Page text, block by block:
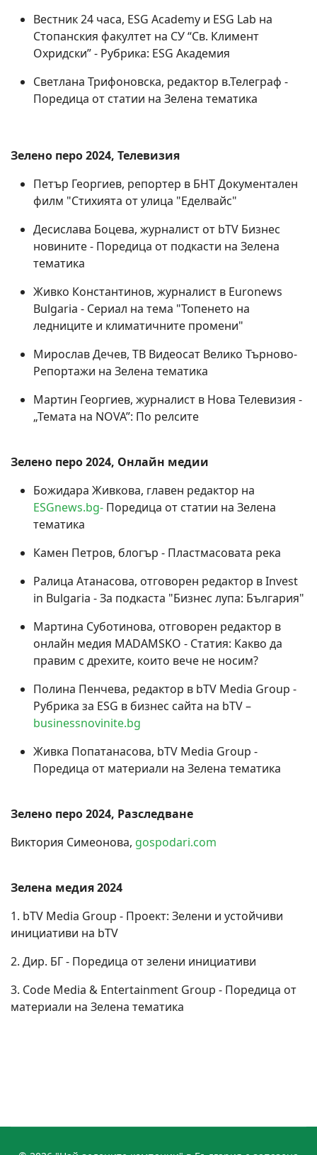
Вестник 24 часа, ESG Academy и ESG Lab на
Стопанския факултет на СУ “Св. Климент
Охридски” - Рубрика: ESG Академия
Светлана Трифоновска, редактор в.Телеграф -
Поредица от статии на Зелена тематика
Зелено перо 2024, Телевизия
Петър Георгиев, репортер в БНТ Документален
филм "Стихията от улица "Еделвайс"
Десислава Боцева, журналист от bTV Бизнес
новините - Поредица от подкасти на Зелена
тематика
Живко Константинов, журналист в Euronews
Bulgaria - Сериал на тема "Топенето на
ледниците и климатичните промени"
Мирослав Дечев, ТВ Видеосат Велико Търново-
Репортажи на Зелена тематика
Мартин Георгиев, журналист в Нова Телевизия -
„Темата на NOVA”: По релсите
Зелено перо 2024, Онлайн медии
Божидара Живкова, главен редактор на
ESGnews.bg- Поредица от статии на Зелена
тематика
Камен Петров, блогър - Пластмасовата река
Ралица Атанасова, отговорен редактор в Invest
in Bulgaria - За подкаста "Бизнес лупа: България"
Мартина Суботинова, отговорен редактор в
онлайн медия MADAMSKO - Статия: Какво да
правим с дрехите, които вече не носим?
Полина Пенчева, редактор в bTV Media Group -
Рубрика за ESG в бизнес сайта на bTV –
businessnovinite.bg
Живка Попатанасова, bTV Media Group -
Поредица от материали на Зелена тематика
Зелено перо 2024, Разследване
Виктория Симеонова, gospodari.com
Зелена медия 2024
1. bTV Media Group - Проект: Зелени и устойчиви
инициативи на bTV
2. Дир. БГ - Поредица от зелени инициативи
3. Code Media & Entertainment Group - Поредица от
материали на Зелена тематика